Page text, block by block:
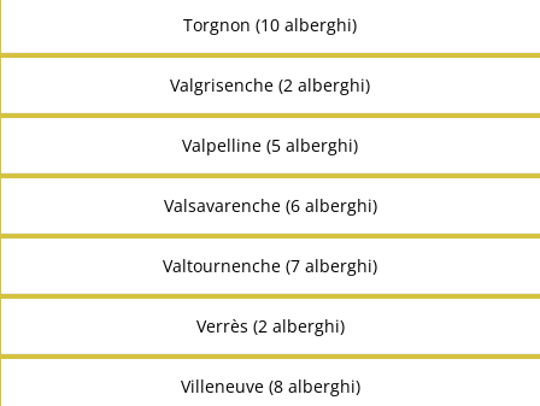
Torgnon (10 alberghi)
Valgrisenche (2 alberghi)
Valpelline (5 alberghi)
Valsavarenche (6 alberghi)
Valtournenche (7 alberghi)
Verrès (2 alberghi)
Villeneuve (8 alberghi)